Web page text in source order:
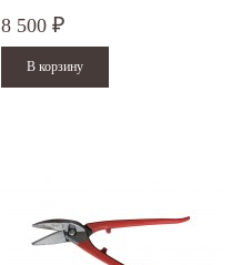
8 500 ₽